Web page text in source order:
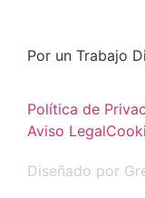
Por un Trabajo
Política de
Aviso Legal
Diseñado por